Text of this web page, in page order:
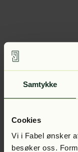
Samtykke
Cookies
Vi i Fabel ønsker
besøker oss.